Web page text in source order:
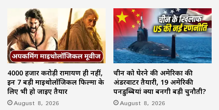
4000 हजार करोड़ी रामायण ही नहीं,
इन 7 बड़ी माइथोलॉजिकल फिल्मों के
लिए भी हो जाइए तैयार
August 8, 2026
चीन को घेरने की अमेरिका की
अंडरवाटर तैयारी, 19 अमेरिकी
पनडुब्बियां क्यों बनेंगी बड़ी चुनौती?
August 8, 2026